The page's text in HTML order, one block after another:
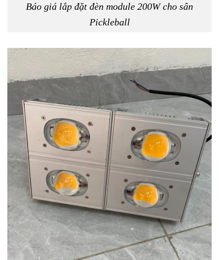
Báo giá lắp đặt đèn module 200W cho sân
Pickleball